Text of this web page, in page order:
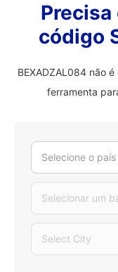
código
BEXADZAL084 não
ferramenta
Selecione o país
Selecionar um
Select City